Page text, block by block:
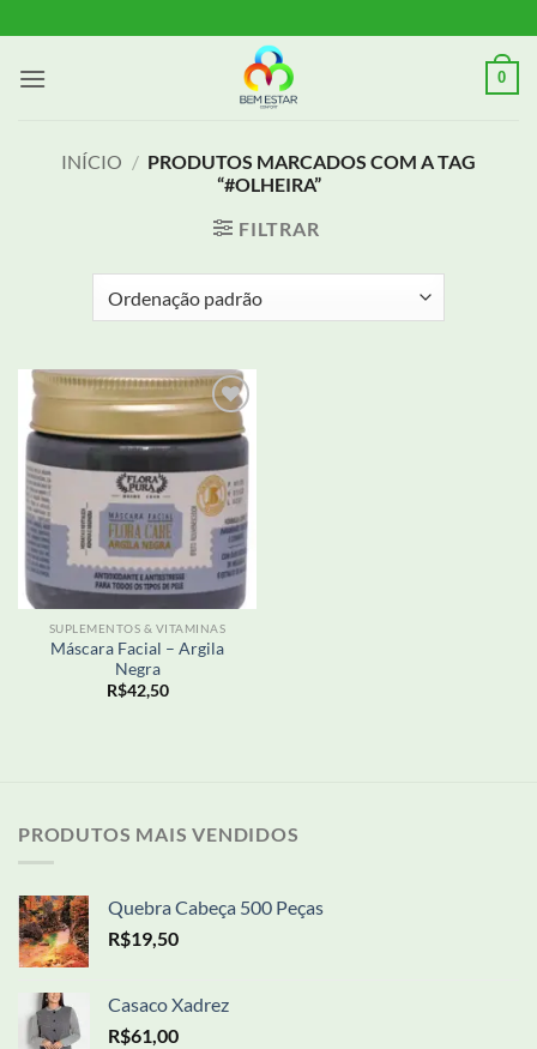
to
content
0
INÍCIO / PRODUTOS MARCADOS COM A TAG
“#OLHEIRA”
FILTRAR
Adicionar
aos meus
SUPLEMENTOS & VITAMINAS
Máscara Facial – Argila
Negra
R$42,50
PRODUTOS MAIS VENDIDOS
Quebra Cabeça 500 Peças
R$19,50
Casaco Xadrez
R$61,00